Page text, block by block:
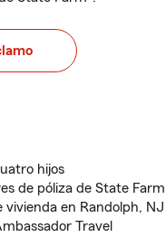
hijos
de póliza de State
vivienda en Randolph, NJ
Travel